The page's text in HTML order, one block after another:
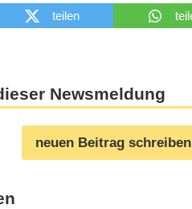
teilen
Newsmeldung
neuen Beitrag schreiben